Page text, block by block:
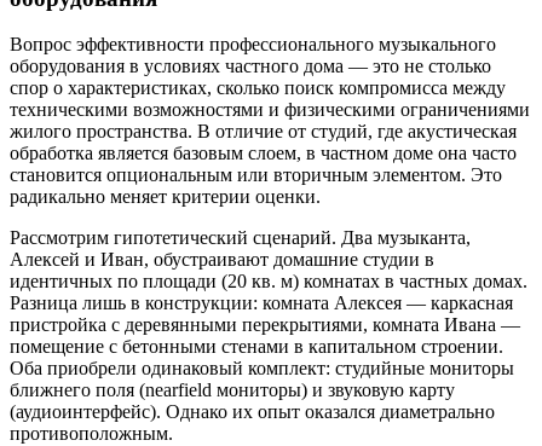
Вопрос эффективности профессионального музыкального
оборудования в условиях частного дома — это не столько
спор о характеристиках, сколько поиск компромисса между
техническими возможностями и физическими ограничениями
жилого пространства. В отличие от студий, где акустическая
обработка является базовым слоем, в частном доме она часто
становится опциональным или вторичным элементом. Это
радикально меняет критерии оценки.
Рассмотрим гипотетический сценарий. Два музыканта,
Алексей и Иван, обустраивают домашние студии в
идентичных по площади (20 кв. м) комнатах в частных домах.
Разница лишь в конструкции: комната Алексея — каркасная
пристройка с деревянными перекрытиями, комната Ивана —
помещение с бетонными стенами в капитальном строении.
Оба приобрели одинаковый комплект: студийные мониторы
ближнего поля (nearfield мониторы) и звуковую карту
(аудиоинтерфейс). Однако их опыт оказался диаметрально
противоположным.